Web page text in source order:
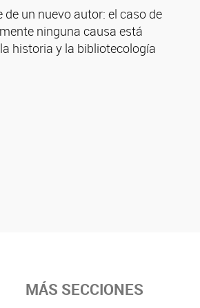
un nuevo autor: el caso de
ninguna causa está
historia y la bibliotecología
MÁS SECCIONES